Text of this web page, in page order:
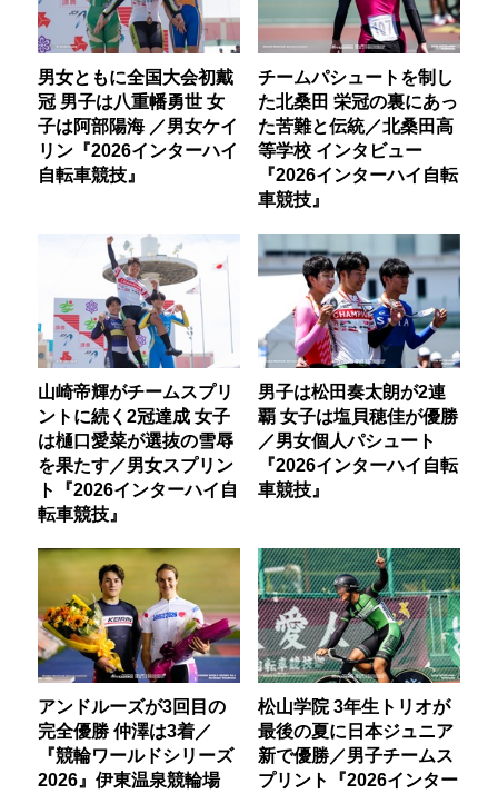
男女ともに全国大会初戴
冠 男子は八重幡勇世 女
子は阿部陽海 ／男女ケイ
リン『2026インターハイ
自転車競技』
チームパシュートを制し
た北桑田 栄冠の裏にあっ
た苦難と伝統／北桑田高
等学校 インタビュー
『2026インターハイ自転
車競技』
山崎帝輝がチームスプリ
ントに続く2冠達成 女子
は樋口愛菜が選抜の雪辱
を果たす／男女スプリン
ト『2026インターハイ自
転車競技』
男子は松田奏太朗が2連
覇 女子は塩貝穂佳が優勝
／男女個人パシュート
『2026インターハイ自転
車競技』
アンドルーズが3回目の
完全優勝 仲澤は3着／
『競輪ワールドシリーズ
2026』伊東温泉競輪場
松山学院 3年生トリオが
最後の夏に日本ジュニア
新で優勝／男子チームス
プリント『2026インター